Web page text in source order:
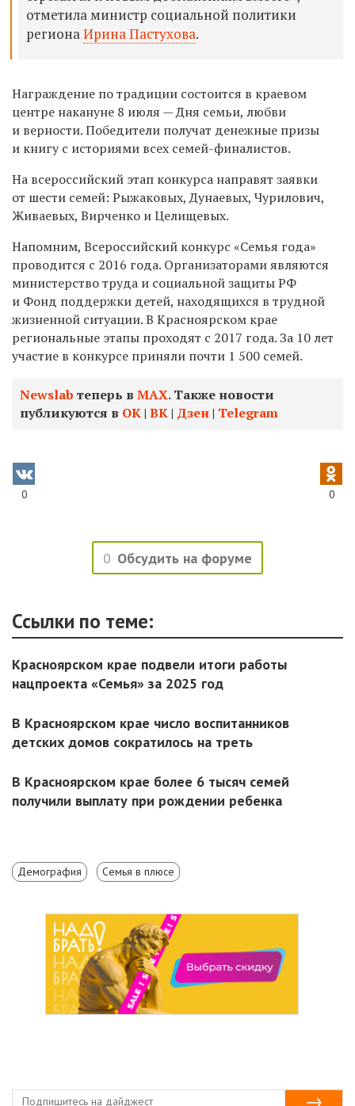
отметила министр социальной политики
регионаИрина Пастухова.
Награждение по традиции состоится в краевом
центре накануне 8 июля — Дня семьи, любви
и верности. Победители получат денежные призы
и книгу с историями всех семей-финалистов.
На всероссийский этап конкурса направят заявки
от шести семей: Рыжаковых, Дунаевых, Чурилович,
Живаевых, Вирченко и Целищевых.
Напомним, Всероссийский конкурс «Семья года»
проводится с 2016 года. Организаторами являются
министерство труда и социальной защиты РФ
и Фонд поддержки детей, находящихся в трудной
жизненной ситуации. В Красноярском крае
региональные этапы проходят с 2017 года. За 10 лет
участие в конкурсе приняли почти 1 500 семей.
Newslab теперь в МАХ. Также новости
публикуются в ОК| ВК| Дзен| Telegram
0 0
0 Обсудить на форуме
Ссылки по теме:
Красноярском крае подвели итоги работы
нацпроекта «Семья» за 2025 год
В Красноярском крае число воспитанников
детских домов сократилось на треть
В Красноярском крае более 6 тысяч семей
получили выплату при рождении ребенка
Демография Семья в плюсе